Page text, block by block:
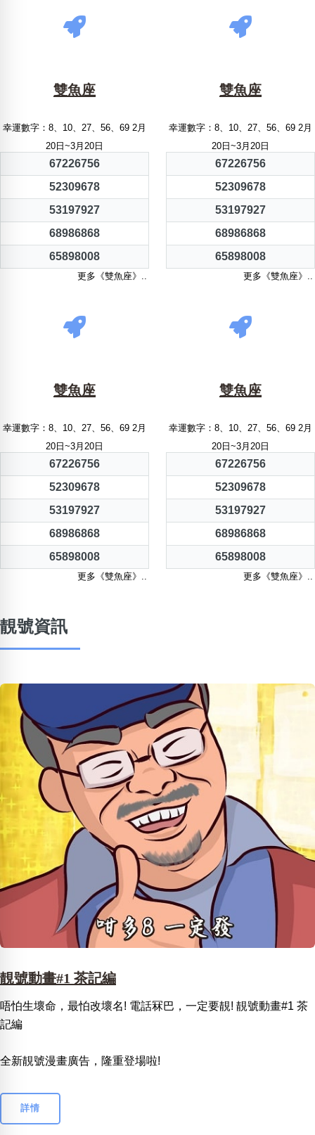
雙魚座
幸運數字：8、10、27、56、69 2月
20日~3月20日
67226756
52309678
53197927
68986868
65898008
更多《雙魚座》..
雙魚座
幸運數字：8、10、27、56、69 2月
20日~3月20日
67226756
52309678
53197927
68986868
65898008
更多《雙魚座》..
雙魚座
幸運數字：8、10、27、56、69 2月
20日~3月20日
67226756
52309678
53197927
68986868
65898008
更多《雙魚座》..
雙魚座
幸運數字：8、10、27、56、69 2月
20日~3月20日
67226756
52309678
53197927
68986868
65898008
更多《雙魚座》..
靚號資訊
靚號動畫#1 茶記編
唔怕生壞命，最怕改壞名! 電話冧巴，一定要靚! 靚號動畫#1 茶
記編
全新靚號漫畫廣告，隆重登場啦!
詳情